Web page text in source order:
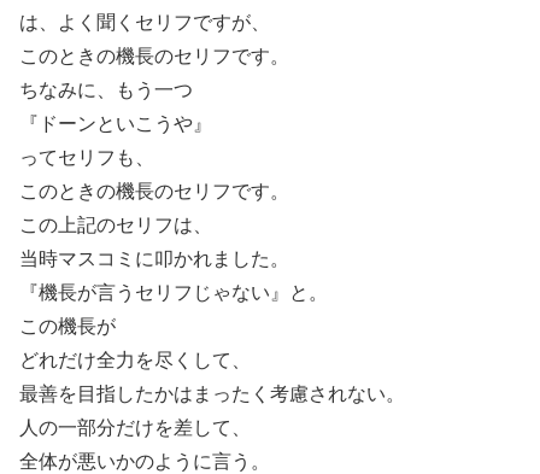
は、よく聞くセリフですが、
このときの機長のセリフです。
ちなみに、もう一つ
『ドーンといこうや』
ってセリフも、
このときの機長のセリフです。
この上記のセリフは、
当時マスコミに叩かれました。
『機長が言うセリフじゃない』と。
この機長が
どれだけ全力を尽くして、
最善を目指したかはまったく考慮されない。
人の一部分だけを差して、
全体が悪いかのように言う。